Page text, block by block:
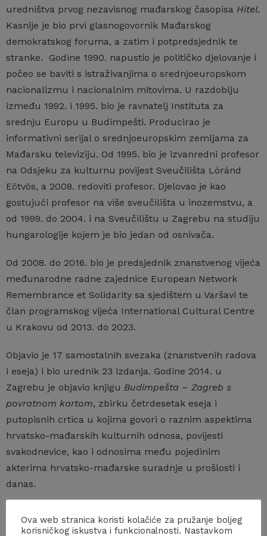
uredništva prvog nezavisnog mađarskog časopisa Hitel.
Kasnije je bio prvi glasnogovornik Mađarskog
demokratskog foruma, a zatim i potpredsjednik te
stranke. Godine 1990. napustio je političko djelovanje i
počeo se baviti s istraživanjima o ​​srednjoeuropskom
nacionalizmu i nacionalnim mitovima. U razdoblju
između 1992. i 1995. bio je ravnatelj Instituta za
srednju Europu u Budimpešti. Producirao je
informativni serijal o srednjoeuropskim zemljama za
Mađarsku televiziju. Od 1995. bio je izvanredni profesor
na Odsjeku za kulturnu povijest Sveučilišta Lóránd
Eötvös, a 2008. redoviti profesor. Djelovao je kao
gostujući profesor na više sveučilišta u inozemstvu, a
od 1999. do 2004. i na Sveučilištu u Zagrebu na studiju
hungarologije kojem je bio jedan od osnivača.
Od 2008. do 2016. bio je predsjednik znanstvenog vijeća
međunarodne radne zajednice European Network
Remembrance et Solidarity sa sjedištem u Varšavi te
član programskog vijeća International Cultural Centre
u Krakovu od 2013. do 2023.
Objavio je 17 samostalnih svezaka (znanstvenih radova
i eseja) i bio urednik 23 izdanja. Godine 2014. u
Zagrebu je objavio knjigu Budimpešta – Zagreb s
povratnom kartom, zbirku četrdesetak eseja i
putopisnih crtica u kojima govori o raznim aspektima
hrvatsko-mađarskih kulturnih odnosa, povijesti
svakodnevice, kao i odnosima među pojedinim
akterima hrvatsko-mađarske suradnje u prošlosti i
danas.
zajedničkoj prepoznatljivosti, istodobno otkrivajući i
Ova web stranica koristi kolačiće za pružanje boljeg
korisničkog iskustva i funkcionalnosti. Nastavkom